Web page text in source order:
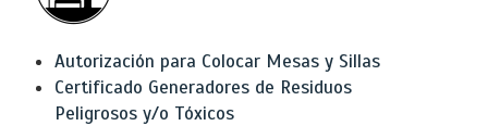
Autorización para Colocar Mesas y Sillas
Certificado Generadores de Residuos
Peligrosos y/o Tóxicos